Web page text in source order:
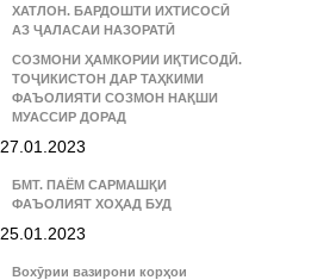
ХАТЛОН. БАРДОШТИ ИХТИСОСӢ
АЗ ҶАЛАСАИ НАЗОРАТӢ
СОЗМОНИ ҲАМКОРИИ ИҚТИСОДӢ.
ТОҶИКИСТОН ДАР ТАҲКИМИ
ФАЪОЛИЯТИ СОЗМОН НАҚШИ
МУАССИР ДОРАД
27.01.2023
БМТ. ПАЁМ САРМАШҚИ
ФАЪОЛИЯТ ХОҲАД БУД
25.01.2023
Вохӯрии вазирони корҳои